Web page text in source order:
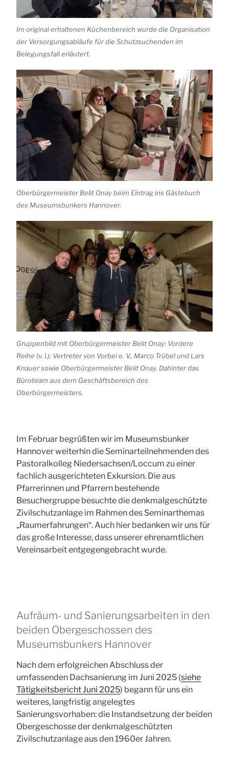
Im original erhaltenen Küchenbereich wurde die Organisation
der Versorgungsabläufe für die Schutzsuchenden im
Belegungsfall erläutert.
Oberbürgermeister Belit Onay beim Eintrag ins Gästebuch
des Museumsbunkers Hannover.
Gruppenbild mit Oberbürgermeister Belit Onay: Vordere
Reihe (v. l.): Vertreter von Vorbei e. V., Marco Trübel und Lars
Knauer sowie Oberbürgermeister Belit Onay. Dahinter das
Büroteam aus dem Geschäftsbereich des
Oberbürgermeisters.
Im Februar begrüßten wir im Museumsbunker
Hannover weiterhin die Seminarteilnehmenden des
Pastoralkolleg Niedersachsen/Loccum zu einer
fachlich ausgerichteten Exkursion. Die aus
Pfarrerinnen und Pfarrern bestehende
Besuchergruppe besuchte die denkmalgeschützte
Zivilschutzanlage im Rahmen des Seminarthemas
„Raumerfahrungen“. Auch hier bedanken wir uns für
das große Interesse, dass unserer ehrenamtlichen
Vereinsarbeit entgegengebracht wurde.
Aufräum- und Sanierungsarbeiten in den
beiden Obergeschossen des
Museumsbunkers Hannover
Nach dem erfolgreichen Abschluss der
umfassenden Dachsanierung im Juni 2025 (siehe
Tätigkeitsbericht Juni 2025) begann für uns ein
weiteres, langfristig angelegtes
Sanierungsvorhaben: die Instandsetzung der beiden
Obergeschosse der denkmalgeschützten
Zivilschutzanlage aus den 1960er Jahren.